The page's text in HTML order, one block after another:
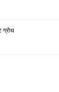
ग्रोथ